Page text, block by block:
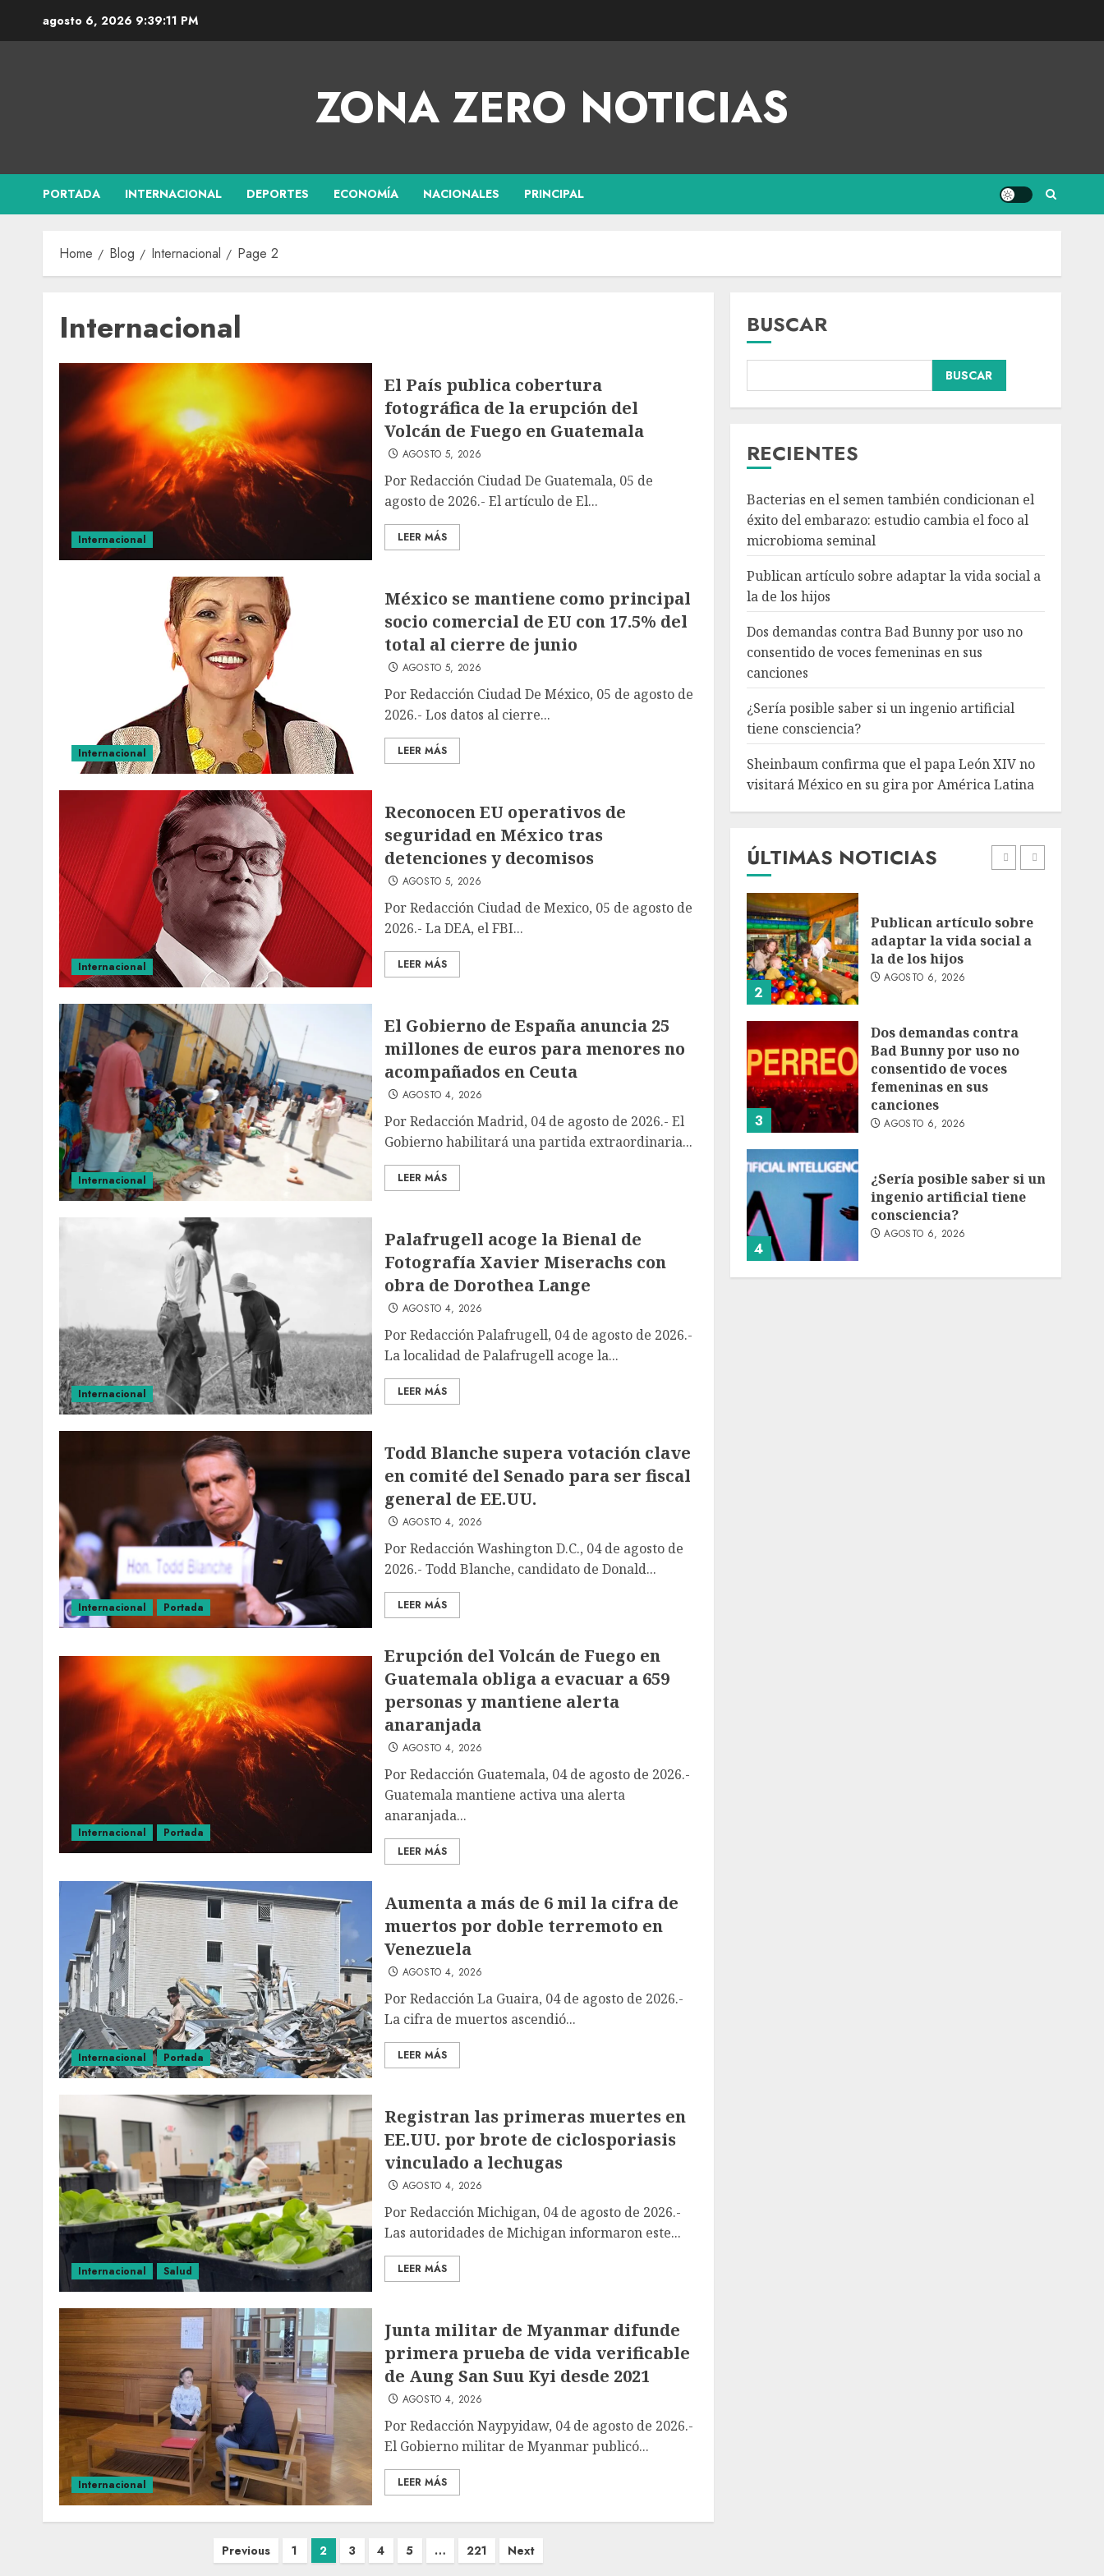
agosto 6, 2026 9:39:12 PM
ZONA ZERO NOTICIAS
PORTADA INTERNACIONAL DEPORTES ECONOMÍA NACIONALES PRINCIPAL
Home Blog Internacional Page 2
Internacional
Internacional
El País publica cobertura
fotográfica de la erupción del
Volcán de Fuego en Guatemala
AGOSTO 5, 2026
Por Redacción Ciudad De Guatemala, 05 de
agosto de 2026.- El artículo de El...
LEER MÁS
Internacional
México se mantiene como principal
socio comercial de EU con 17.5% del
total al cierre de junio
AGOSTO 5, 2026
Por Redacción Ciudad De México, 05 de agosto de
2026.- Los datos al cierre...
LEER MÁS
Internacional
Reconocen EU operativos de
seguridad en México tras
detenciones y decomisos
AGOSTO 5, 2026
Por Redacción Ciudad de Mexico, 05 de agosto de
2026.- La DEA, el FBI...
LEER MÁS
Internacional
El Gobierno de España anuncia 25
millones de euros para menores no
acompañados en Ceuta
AGOSTO 4, 2026
Por Redacción Madrid, 04 de agosto de 2026.- El
Gobierno habilitará una partida extraordinaria...
LEER MÁS
Internacional
Palafrugell acoge la Bienal de
Fotografía Xavier Miserachs con
obra de Dorothea Lange
AGOSTO 4, 2026
Por Redacción Palafrugell, 04 de agosto de 2026.-
La localidad de Palafrugell acoge la...
LEER MÁS
Internacional Portada
Todd Blanche supera votación clave
en comité del Senado para ser fiscal
general de EE.UU.
AGOSTO 4, 2026
Por Redacción Washington D.C., 04 de agosto de
2026.- Todd Blanche, candidato de Donald...
LEER MÁS
Internacional Portada
Erupción del Volcán de Fuego en
Guatemala obliga a evacuar a 659
personas y mantiene alerta
anaranjada
AGOSTO 4, 2026
Por Redacción Guatemala, 04 de agosto de 2026.-
Guatemala mantiene activa una alerta
anaranjada...
LEER MÁS
Internacional Portada
Aumenta a más de 6 mil la cifra de
muertos por doble terremoto en
Venezuela
AGOSTO 4, 2026
Por Redacción La Guaira, 04 de agosto de 2026.-
La cifra de muertos ascendió...
LEER MÁS
Internacional Salud
Registran las primeras muertes en
EE.UU. por brote de ciclosporiasis
vinculado a lechugas
AGOSTO 4, 2026
Por Redacción Michigan, 04 de agosto de 2026.-
Las autoridades de Michigan informaron este...
LEER MÁS
Internacional
Junta militar de Myanmar difunde
primera prueba de vida verificable
de Aung San Suu Kyi desde 2021
AGOSTO 4, 2026
Por Redacción Naypyidaw, 04 de agosto de 2026.-
El Gobierno militar de Myanmar publicó...
LEER MÁS
Previous 1 2 3 4 5 … 221 Next
BUSCAR
BUSCAR
RECIENTES
Bacterias en el semen también condicionan el
éxito del embarazo: estudio cambia el foco al
microbioma seminal
Publican artículo sobre adaptar la vida social a
la de los hijos
Dos demandas contra Bad Bunny por uso no
consentido de voces femeninas en sus
canciones
¿Sería posible saber si un ingenio artificial
tiene consciencia?
Sheinbaum confirma que el papa León XIV no
visitará México en su gira por América Latina
ÚLTIMAS NOTICIAS
Dos demandas contra
Bad Bunny por uso no
4
¿Sería posible saber si un
ingenio artificial tiene
consciencia?
5
Sheinbaum confirma que
visitará México en su
gira por América Latina
1
Bacterias en el semen
también condicionan el
éxito del embarazo:
microbioma seminal
AGOSTO 6, 2026
2
Publican artículo sobre
adaptar la vida social a
la de los hijos
AGOSTO 6, 2026
3
Dos demandas contra
Bad Bunny por uso no
consentido de voces
femeninas en sus
canciones
AGOSTO 6, 2026
4
¿Sería posible saber si un
ingenio artificial tiene
consciencia?
AGOSTO 6, 2026